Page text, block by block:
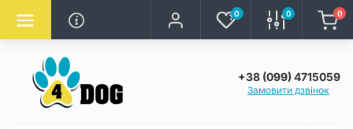
0 0 0
+38 (099) 4715059
Замовити дзвінок